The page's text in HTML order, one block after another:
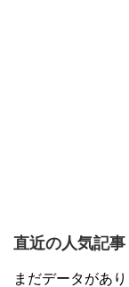
直近の人気記事
まだデータがあり